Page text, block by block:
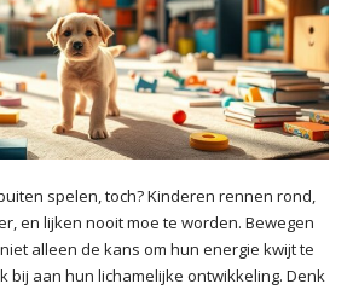
spelen, toch? Kinderen rennen rond,
en lijken nooit moe te worden. Bewegen
alleen de kans om hun energie kwijt te
bij aan hun lichamelijke ontwikkeling. Denk